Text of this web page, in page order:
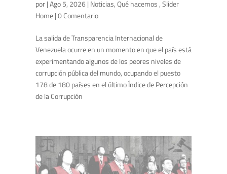
por|Ago 5, 2026| Noticias,Qué hacemos ,Slider
Home| 0 Comentario
La salida de Transparencia Internacional de
Venezuela ocurre en un momento en que el país está
experimentando algunos de los peores niveles de
corrupción pública del mundo, ocupando el puesto
178 de 180 países en el último Índice de Percepción
de la Corrupción